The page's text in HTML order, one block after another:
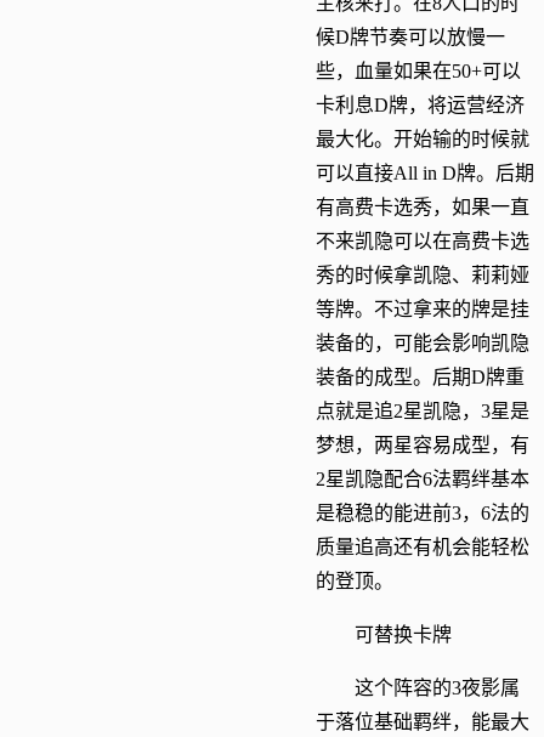
候D牌节奏可以放慢一
些，血量如果在50+可以
卡利息D牌，将运营经济
最大化。开始输的时候就
可以直接All in D牌。后期
有高费卡选秀，如果一直
不来凯隐可以在高费卡选
秀的时候拿凯隐、莉莉娅
等牌。不过拿来的牌是挂
装备的，可能会影响凯隐
装备的成型。后期D牌重
点就是追2星凯隐，3星是
梦想，两星容易成型，有
2星凯隐配合6法羁绊基本
是稳稳的能进前3，6法的
质量追高还有机会能轻松
的登顶。
可替换卡牌
这个阵容的3夜影属
于落位基础羁绊，能最大